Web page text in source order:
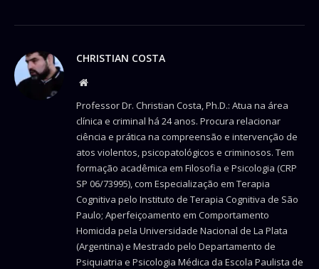
CHRISTIAN COSTA
Website
Professor Dr. Christian Costa, Ph.D.: Atua na área
clínica e criminal há 24 anos. Procura relacionar
ciência e prática na compreensão e intervenção de
atos violentos, psicopatológicos e criminosos. Tem
formação acadêmica em Filosofia e Psicologia (CRP
SP 06/73995), com Especialização em Terapia
Cognitiva pelo Instituto de Terapia Cognitiva de São
Paulo; Aperfeiçoamento em Comportamento
Homicida pela Universidade Nacional de La Plata
(Argentina) e Mestrado pelo Departamento de
Psiquiatria e Psicologia Médica da Escola Paulista de